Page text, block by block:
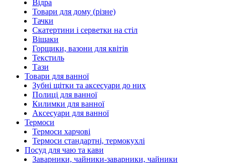
Відра
Товари для дому (різне)
Тачки
Скатертини і серветки на стіл
Вішаки
Горщики, вазони для квітів
Текстиль
Тази
Товари для ванної
Зубні щітки та аксесуари до них
Полиці для ванної
Килимки для ванної
Аксесуари для ванної
Термоси
Термоси харчові
Термоси стандартні, термокухлі
Посуд для чаю та кави
Заварники, чайники-заварники, чайники